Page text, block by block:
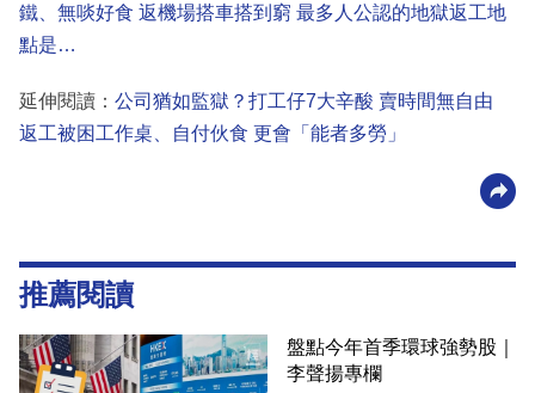
鐵、無啖好食 返機場搭車搭到窮 最多人公認的地獄返工地
點是…
延伸閱讀： 公司猶如監獄？打工仔7大辛酸 賣時間無自由
返工被困工作桌、自付伙食 更會「能者多勞」
推薦閱讀
盤點今年首季環球強勢股｜
李聲揚專欄